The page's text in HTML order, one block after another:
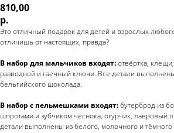
810,00
р.
Это отличный подарок для детей и взрослых
отличишь от настоящих, правда?
В набор для мальчиков входят:отвёртка,
разводной и гаечный ключи. Все детали
бельгийского шоколада.
В набор с пельмешками входят:бутерброд из
шпротами и зубчиком чеснока, огурчик, лавровый
детали выполнены из белого, молочного и